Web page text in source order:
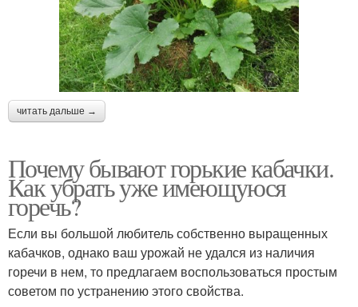
читать дальше →
Почему бывают горькие кабачки.
Как убрать уже имеющуюся
горечь?
Если вы большой любитель собственно выращенных
кабачков, однако ваш урожай не удался из наличия
горечи в нем, то предлагаем воспользоваться простым
советом по устранению этого свойства.